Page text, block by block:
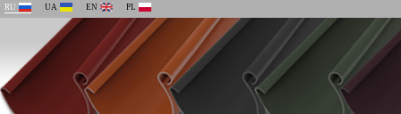
RU UA EN PL